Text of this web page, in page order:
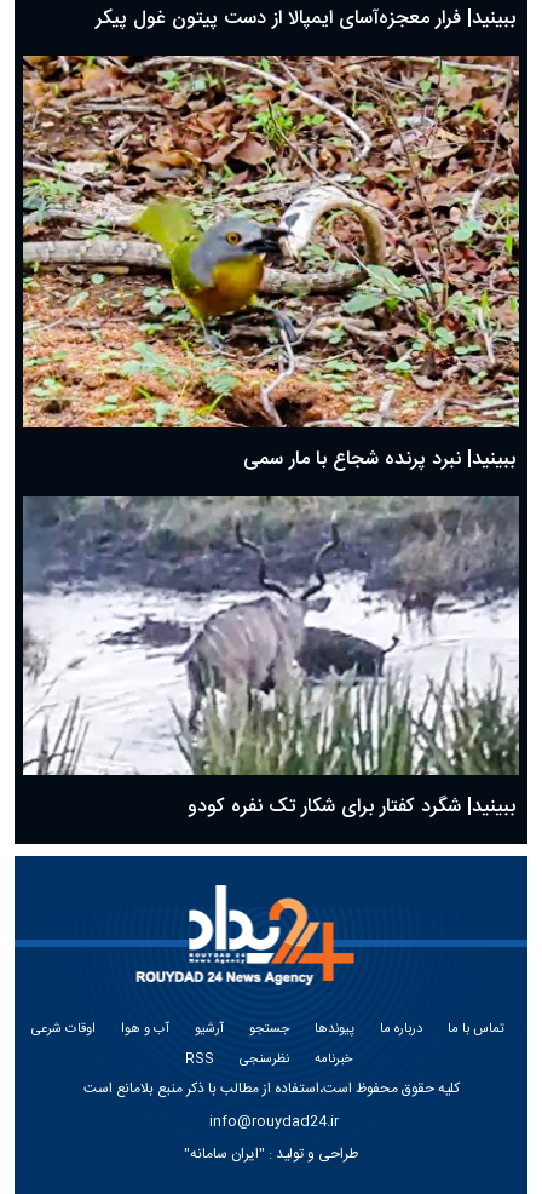
ببینید| فرار معجزه‌آسای ایمپالا از دست پیتون غول پیکر
ببینید| نبرد پرنده شجاع با مار سمی
ببینید| شگرد کفتار برای شکار تک نفره کودو
تماس با ما درباره ما پیوندها جستجو آرشیو آب و هوا
اوقات شرعی
خبرنامه
نظرسنجی RSS
کلیه حقوق محفوظ است،استفاده از مطالب با ذکر منبع بلامانع است
info@rouydad24.ir
طراحی و تولید : "ایران سامانه"